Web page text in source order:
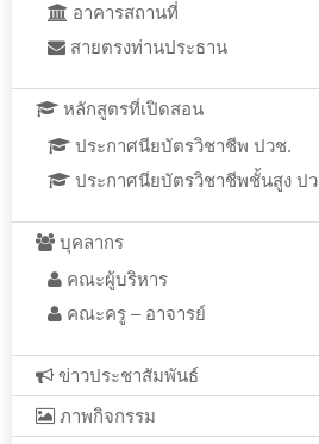
อาคารสถานที่
สายตรงท่านประธาน
หลักสูตรที่เปิดสอน
ประกาศนียบัตรวิชาชีพ ปวช.
ประกาศนียบัตรวิชาชีพชั้นสูง ป
บุคลากร
คณะผู้บริหาร
คณะครู – อาจารย์
ข่าวประชาสัมพันธ์
ภาพกิจกรรม